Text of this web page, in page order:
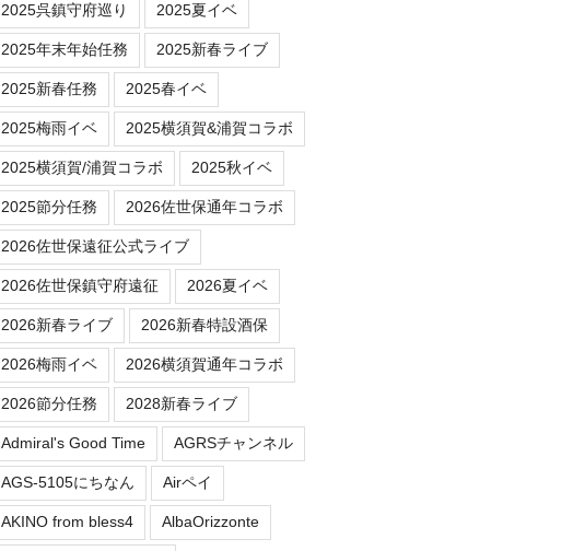
2025呉鎮守府巡り 2025夏イベ
2025年末年始任務 2025新春ライブ
2025新春任務 2025春イベ
2025梅雨イベ 2025横須賀&浦賀コラボ
2025横須賀/浦賀コラボ 2025秋イベ
2025節分任務 2026佐世保通年コラボ
2026佐世保遠征公式ライブ
2026佐世保鎮守府遠征 2026夏イベ
2026新春ライブ 2026新春特設酒保
2026梅雨イベ 2026横須賀通年コラボ
2026節分任務 2028新春ライブ
Admiral's Good Time AGRSチャンネル
AGS-5105にちなん Airペイ
AKINO from bless4 AlbaOrizzonte